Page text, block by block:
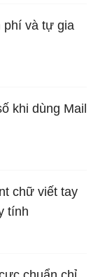
phí và tự gia
khi dùng Mail
chữ viết tay
tính